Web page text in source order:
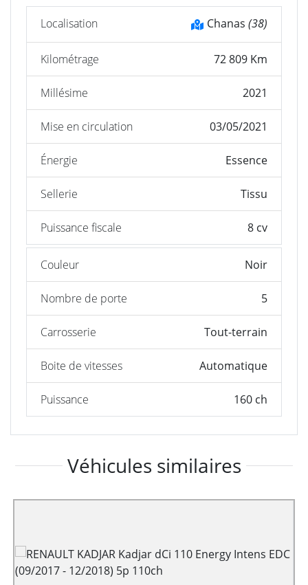
Localisation Chanas (38)
Kilométrage 72 809 Km
Millésime 2021
Mise en circulation 03/05/2021
Énergie Essence
Sellerie Tissu
Puissance fiscale 8 cv
Couleur Noir
Nombre de porte 5
Carrosserie Tout-terrain
Boite de vitesses Automatique
Puissance 160 ch
Véhicules similaires